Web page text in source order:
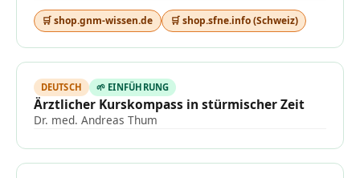
🛒 shop.gnm-wissen.de 🛒 shop.sfne.info (Schweiz)
DEUTSCH 🌱 EINFÜHRUNG
Ärztlicher Kurskompass in stürmischer Zeit
Dr. med. Andreas Thum